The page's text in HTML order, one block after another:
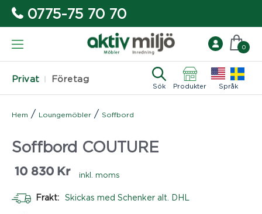
0775-75 70 70
Privat Företag
Sök Produkter Språk
0
Hem / Loungemöbler / Soffbord
Soffbord COUTURE
10 830 Kr inkl. moms
Frakt: Skickas med Schenker alt. DHL